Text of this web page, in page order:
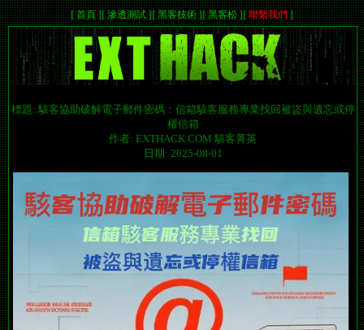
[ 首頁 ] [ 滲透測試 ][ 黑客技術 ][ 黑客松 ] [ 聯繫我們 ]
標題: 駭客協助破解電子郵件密碼：信箱駭客服務專業找回被盜與遺忘或停
權信箱
作者: EXTHACK.COM 駭客菁英
日期: 2025-08-01